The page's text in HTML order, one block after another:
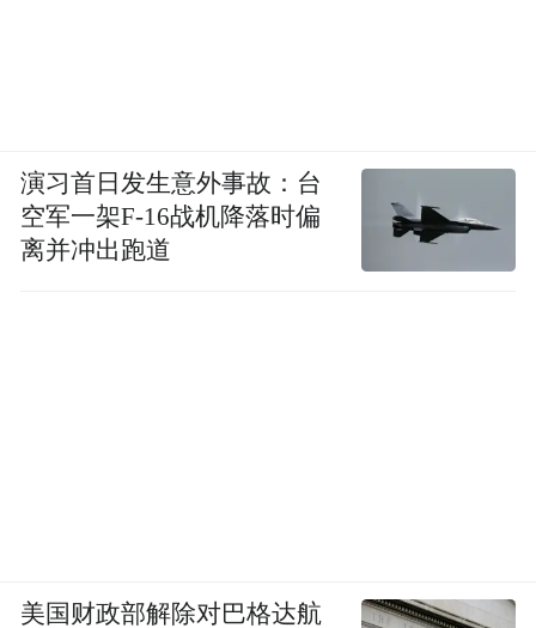
演习首日发生意外事故：台
空军一架F-16战机降落时偏
离并冲出跑道
美国财政部解除对巴格达航